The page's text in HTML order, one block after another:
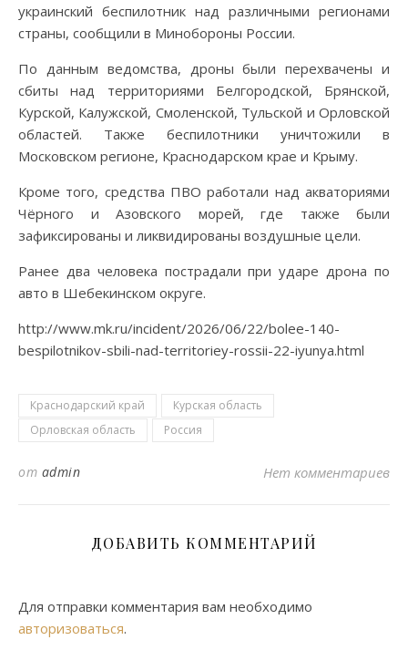
украинский беспилотник над различными регионами
страны, сообщили в Минобороны России.
По данным ведомства, дроны были перехвачены и
сбиты над территориями Белгородской, Брянской,
Курской, Калужской, Смоленской, Тульской и Орловской
областей. Также беспилотники уничтожили в
Московском регионе, Краснодарском крае и Крыму.
Кроме того, средства ПВО работали над акваториями
Чёрного и Азовского морей, где также были
зафиксированы и ликвидированы воздушные цели.
Ранее два человека пострадали при ударе дрона по
авто в Шебекинском округе.
http://www.mk.ru/incident/2026/06/22/bolee-140-
bespilotnikov-sbili-nad-territoriey-rossii-22-iyunya.html
Краснодарский край
Курская область
Орловская область
Россия
от admin Нет комментариев
ДОБАВИТЬ КОММЕНТАРИЙ
Для отправки комментария вам необходимо
авторизоваться.